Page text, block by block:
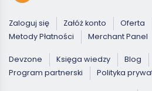
Zaloguj się Załóż konto Oferta
Metody Płatności
Merchant Panel
Devzone Księga wiedzy Blog
Program partnerski
Polityka